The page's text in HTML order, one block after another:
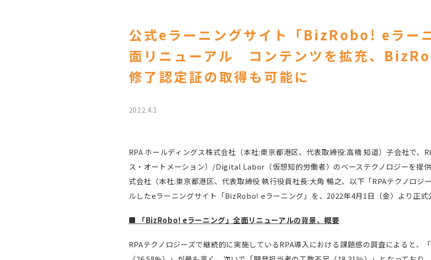
公式eラーニングサイト「BizRobo! eラー
面リニューアル コンテンツを拡充、
修了認定証の取得も可能に
2022.4.1
RPA ホールディングス株式会社（本社:東京都港区、代表取締役:高橋 知道）子会社で、
ス・オートメーション）/Digital Labor（仮想知的労働者）のベーステクノロジーを提
式会社（本社:東京都港区、代表取締役 執行役員社長:大角 暢之、以下「RPAテクノロジ
ルしたeラーニングサイト「BizRobo! eラーニング」を、2022年4月1日（金）より正式
■ 「BizRobo! eラーニング」全面リニューアルの背景、概要
RPAテクノロジーズで継続的に実施しているRPA導入における課題感の調査によると、